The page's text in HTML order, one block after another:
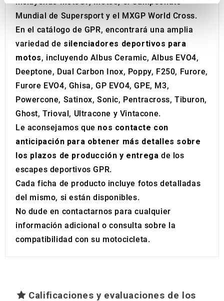
We use cookies to personalise content and ads, to
We also share information about your use of our site with
our social media, advertising and analytics partners who
may combine it with other information that you’ve
provided to them or that they’ve collected from your use
of their services.
Mundial de Supersport y el MXGP World Cross.
En el catálogo de GPR, encontrará una amplia
variedad de silenciadores deportivos para
motos, incluyendo Albus Ceramic, Albus EVO4,
Deeptone, Dual Carbon Inox, Poppy, F250, Furore,
Furore EVO4, Ghisa, GP EVO4, GPE, M3,
Powercone, Satinox, Sonic, Pentracross, Tiburon,
Ghost, Trioval, Ultracone y Vintacone.
Le aconsejamos que nos contacte con
anticipación para obtener más detalles sobre
los plazos de producción y entrega de los
escapes deportivos GPR.
Cada ficha de producto incluye fotos detalladas
del mismo, si están disponibles.
No dude en contactarnos para cualquier
información adicional o consulta sobre la
compatibilidad con su motocicleta.
Calificaciones y evaluaciones de los